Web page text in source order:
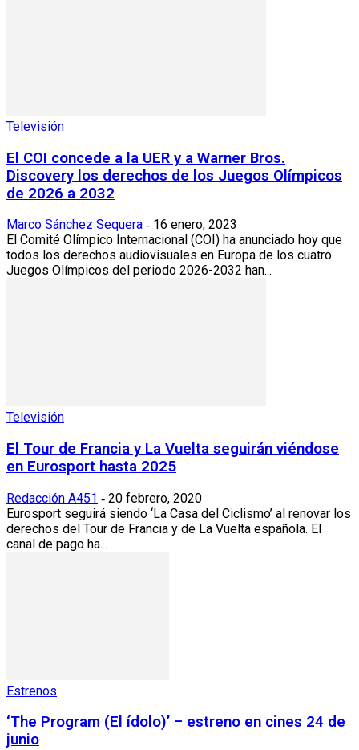
Televisión
El COI concede a la UER y a Warner Bros.
Discovery los derechos de los Juegos Olímpicos
de 2026 a 2032
Marco Sánchez Sequera - 16 enero, 2023
El Comité Olímpico Internacional (COI) ha anunciado hoy que
todos los derechos audiovisuales en Europa de los cuatro
Juegos Olímpicos del periodo 2026-2032 han...
Televisión
El Tour de Francia y La Vuelta seguirán viéndose
en Eurosport hasta 2025
Redacción A451 - 20 febrero, 2020
Eurosport seguirá siendo ‘La Casa del Ciclismo’ al renovar los
derechos del Tour de Francia y de La Vuelta española. El
canal de pago ha...
Estrenos
‘The Program (El ídolo)’ – estreno en cines 24 de
junio